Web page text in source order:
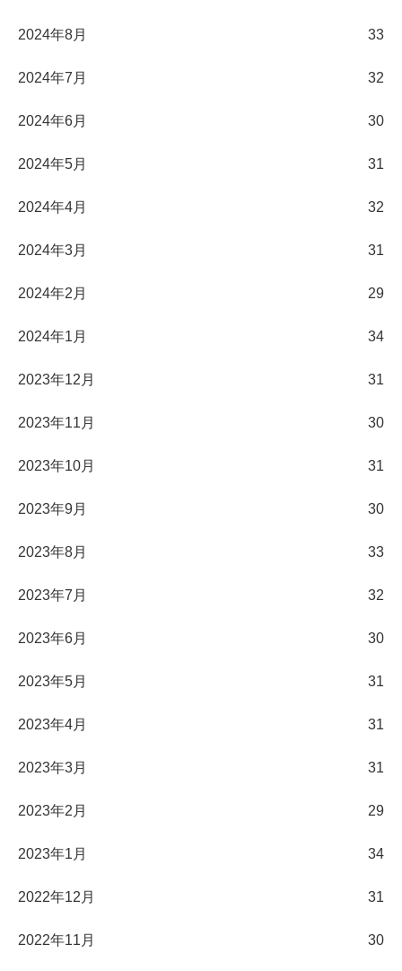
2024年8月 33
2024年7月 32
2024年6月 30
2024年5月 31
2024年4月 32
2024年3月 31
2024年2月 29
2024年1月 34
2023年12月 31
2023年11月 30
2023年10月 31
2023年9月 30
2023年8月 33
2023年7月 32
2023年6月 30
2023年5月 31
2023年4月 31
2023年3月 31
2023年2月 29
2023年1月 34
2022年12月 31
2022年11月 30